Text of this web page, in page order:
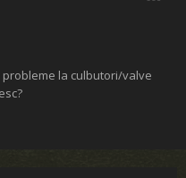
probleme la culbutori/valve